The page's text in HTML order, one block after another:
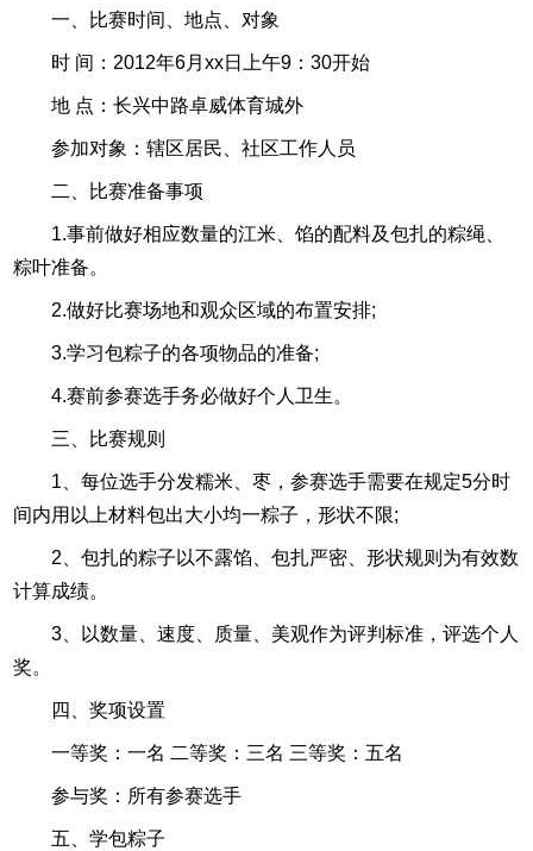
一、比赛时间、地点、对象
时 间：2012年6月xx日上午9：30开始
地 点：长兴中路卓威体育城外
参加对象：辖区居民、社区工作人员
二、比赛准备事项
1.事前做好相应数量的江米、馅的配料及包扎的粽绳、
粽叶准备。
2.做好比赛场地和观众区域的布置安排;
3.学习包粽子的各项物品的准备;
4.赛前参赛选手务必做好个人卫生。
三、比赛规则
1、每位选手分发糯米、枣，参赛选手需要在规定5分时
间内用以上材料包出大小均一粽子，形状不限;
2、包扎的粽子以不露馅、包扎严密、形状规则为有效数
计算成绩。
3、以数量、速度、质量、美观作为评判标准，评选个人
奖。
四、奖项设置
一等奖：一名 二等奖：三名 三等奖：五名
参与奖：所有参赛选手
五、学包粽子